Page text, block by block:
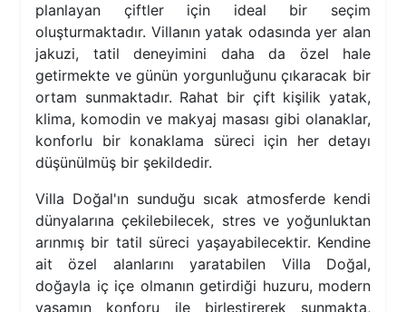
planlayan çiftler için ideal bir seçim
oluşturmaktadır. Villanın yatak odasında yer alan
jakuzi, tatil deneyimini daha da özel hale
getirmekte ve günün yorgunluğunu çıkaracak bir
ortam sunmaktadır. Rahat bir çift kişilik yatak,
klima, komodin ve makyaj masası gibi olanaklar,
konforlu bir konaklama süreci için her detayı
düşünülmüş bir şekildedir.
Villa Doğal'ın sunduğu sıcak atmosferde kendi
dünyalarına çekilebilecek, stres ve yoğunluktan
arınmış bir tatil süreci yaşayabilecektir. Kendine
ait özel alanlarını yaratabilen Villa Doğal,
doğayla iç içe olmanın getirdiği huzuru, modern
yaşamın konforu ile birleştirerek sunmakta,